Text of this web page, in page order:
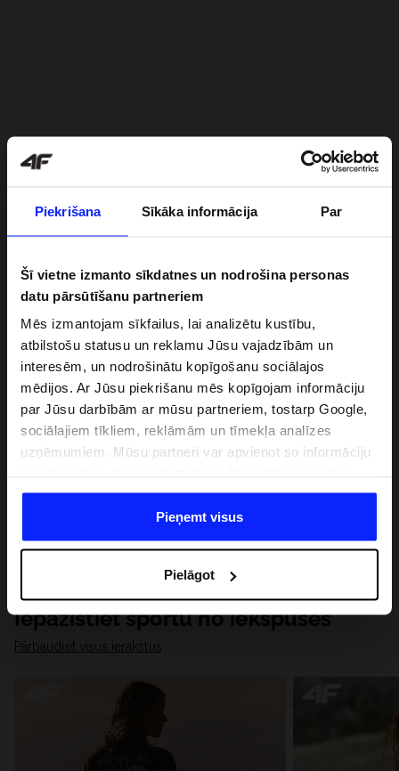
Piekrišana Sīkāka informācija Par
Šī vietne izmanto sīkdatnes un nodrošina personas
datu pārsūtīšanu partneriem
Mēs izmantojam sīkfailus, lai analizētu kustību,
atbilstošu statusu un reklamu Jūsu vajadzībām un
interesēm, un nodrošinātu kopīgošanu sociālajos
mēdijos. Ar Jūsu piekrišanu mēs kopīgojam informāciju
par Jūsu darbībām ar mūsu partneriem, tostarp Google,
sociālajiem tīkliem, reklāmām un tīmekļa analīzes
uzņēmumiem. Mūsu partneri var apvienot so informāciju
datiem, ko viņi iegūst, izmantojot viņu pakalpojumus. Ar
Jūsu atļauju, mēs varam pārsūtīt Jūsu personas datus
saviem partneriem, lai uzlabotu veidu, kadā tiek rādīta
saturu un uzlabotu mūsu partneru piedāvātos risinajumus
( piem. socialos tīklus). Detalizētu informāciju var atrast
mūsu Privātuma politikā un sadaļā "Detaļas".
Pieņemt visus
Pielāgot
Iepazīstiet sportu no iekšpuses
Pārbaudiet visus ierakstus